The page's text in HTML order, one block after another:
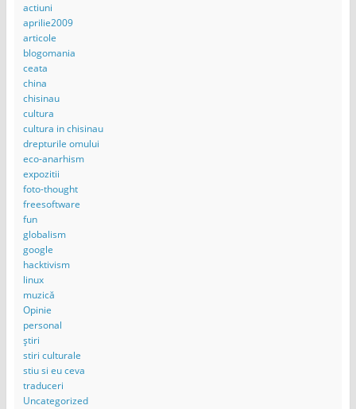
actiuni
aprilie2009
articole
blogomania
ceata
china
chisinau
cultura
cultura in chisinau
drepturile omului
eco-anarhism
expozitii
foto-thought
freesoftware
fun
globalism
google
hacktivism
linux
muzică
Opinie
personal
știri
stiri culturale
stiu si eu ceva
traduceri
Uncategorized